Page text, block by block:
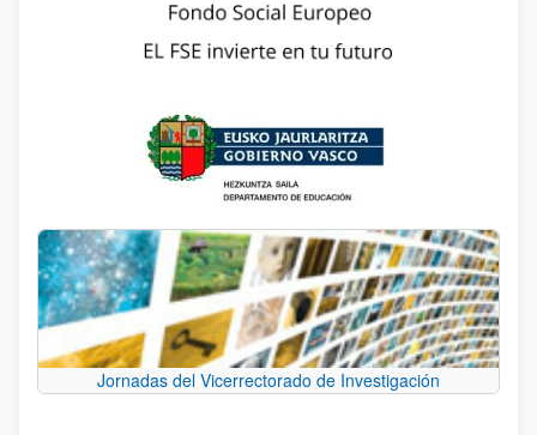
Jornadas del Vicerrectorado de Investigación